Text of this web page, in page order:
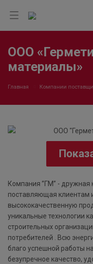
ООО
материалы»
Главная Компании
Компания ”ГМ” -
поставляющая клиентам
высококачественную
уникальные технологии
строительных
потребителей . Всю
благо успешной работы
безупречное качество,